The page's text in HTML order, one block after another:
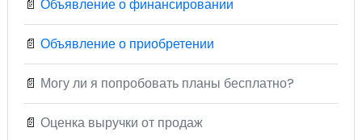
📄 Объявление о финансировании
📄 Объявление о приобретении
📄 Могу ли я попробовать планы бесплатно?
📄 Оценка выручки от продаж